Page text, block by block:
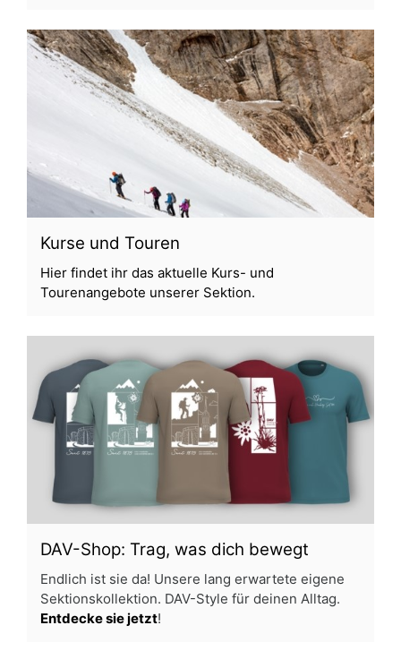
Kurse und Touren
Hier findet ihr das aktuelle Kurs- und
Tourenangebote unserer Sektion.
DAV-Shop: Trag, was dich bewegt
Endlich ist sie da! Unsere lang erwartete eigene
Sektionskollektion. DAV-Style für deinen Alltag.
Entdecke sie jetzt!